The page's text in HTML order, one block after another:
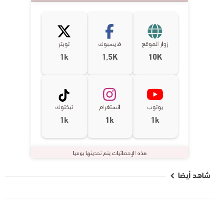
زوار الموقع
10K
فايسبوك
1,5K
تويتر
1k
يوتوب
1k
انستغرام
1k
تيكتوك
1k
هذه الإحصائيات يتم تحديثها يوميا
شاهد أيضا